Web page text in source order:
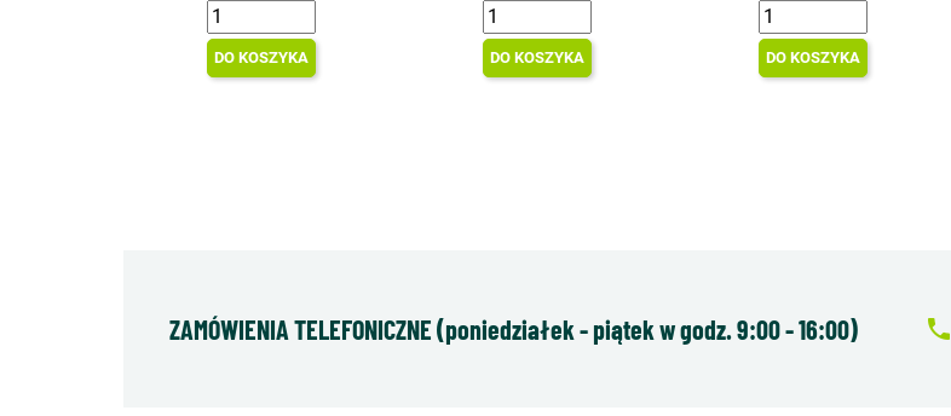
DO KOSZYKA DO KOSZYKA DO KOSZYKA
ZAMÓWIENIA TELEFONICZNE (poniedziałek - piątek w godz. 9:00 - 16:00) local_phone